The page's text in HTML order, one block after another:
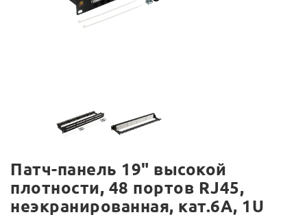
Патч-панель 19" высокой
плотности, 48 портов RJ45,
неэкранированная, кат.6A, 1U